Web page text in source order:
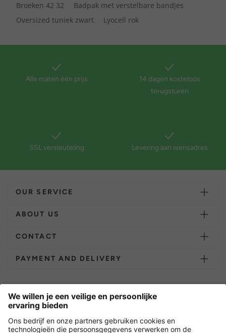
Broeken 42 32
Badpak met verstelbare bandjes
Oversized tuniek zwart
Lyocell rok
Alle maten één prijs
14 dagen kosteloos
terugsturen
SSL versleuteling Levering aan wensadres
OUR SERVICE
ABOUT US
CONTACT
PAYMENT AND DELIVERY
Nederland